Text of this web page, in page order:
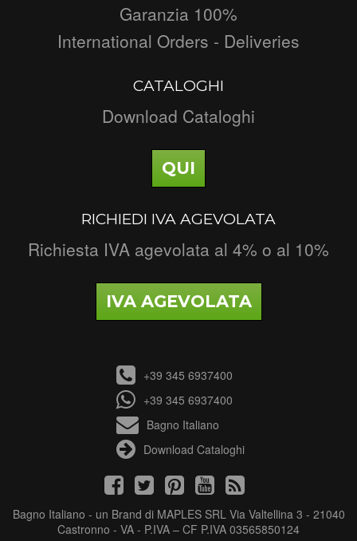
Garanzia 100%
International Orders - Deliveries
CATALOGHI
Download Cataloghi
QUI
RICHIEDI IVA AGEVOLATA
Richiesta IVA agevolata al 4% o al 10%
IVA AGEVOLATA
+39 345 6937400
+39 345 6937400
Bagno Italiano
Download Cataloghi
Bagno Italiano - un Brand di MAPLES SRL Via Valtellina 3 - 21040
Castronno - VA - P.IVA – CF P.IVA 03565850124